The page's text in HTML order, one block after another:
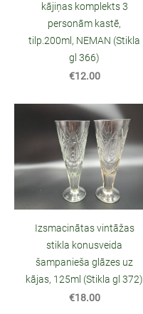
kājiņas komplekts 3
personām kastē,
tilp.200ml, NEMAN (Stikla
gl 366)
€12.00
Izsmacinātas vintāžas
stikla konusveida
šampanieša glāzes uz
kājas, 125ml (Stikla gl 372)
€18.00